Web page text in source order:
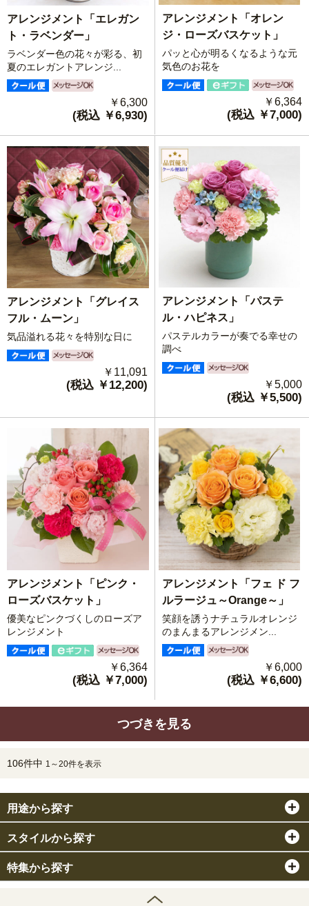
アレンジメント「エレガン
ト・ラベンダー」
ラベンダー色の花々が彩る、初
夏のエレガントアレンジ...
￥6,300
(税込 ￥6,930)
アレンジメント「オレン
ジ・ローズバスケット」
パッと心が明るくなるような元
気色のお花を
￥6,364
(税込 ￥7,000)
アレンジメント「グレイス
フル・ムーン」
気品溢れる花々を特別な日に
￥11,091
(税込 ￥12,200)
アレンジメント「パステ
ル・ハピネス」
パステルカラーが奏でる幸せの
調べ
￥5,000
(税込 ￥5,500)
アレンジメント「ピンク・
ローズバスケット」
優美なピンクづくしのローズア
レンジメント
￥6,364
(税込 ￥7,000)
アレンジメント「フェ ド フ
ルラージュ～Orange～」
笑顔を誘うナチュラルオレンジ
のまんまるアレンジメン...
￥6,000
(税込 ￥6,600)
つづきを見る
106件中 1～20件を表示
用途から探す
スタイルから探す
特集から探す